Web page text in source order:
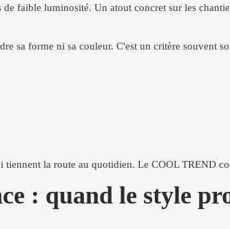
faible luminosité. Un atout concret sur les
sa forme ni sa couleur. C'est un critère souvent
la route au quotidien. Le COOL TREND
: quand le style